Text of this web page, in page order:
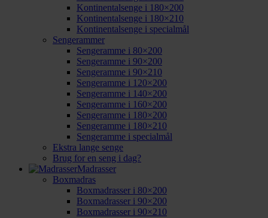
Kontinentalsenge i 180×200
Kontinentalsenge i 180×210
Kontinentalsenge i specialmål
Sengerammer
Sengeramme i 80×200
Sengeramme i 90×200
Sengeramme i 90×210
Sengeramme i 120×200
Sengeramme i 140×200
Sengeramme i 160×200
Sengeramme i 180×200
Sengeramme i 180×210
Sengeramme i specialmål
Ekstra lange senge
Brug for en seng i dag?
Madrasser
Boxmadras
Boxmadrasser i 80×200
Boxmadrasser i 90×200
Boxmadrasser i 90×210